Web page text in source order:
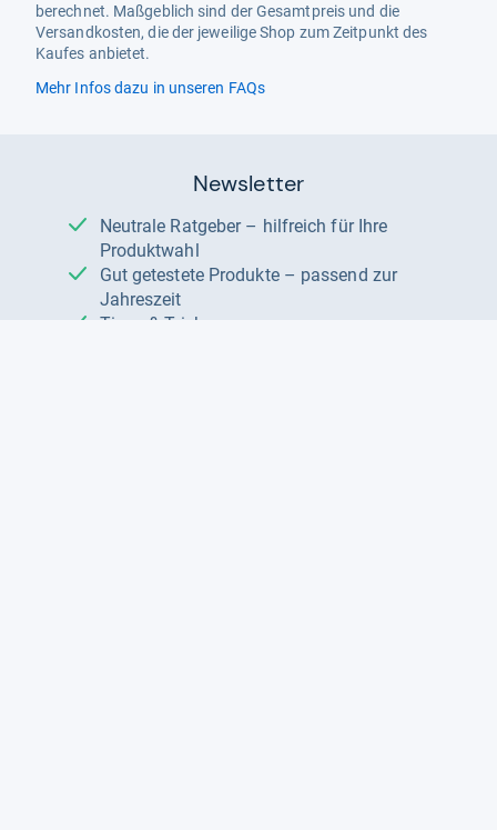
berechnet. Maßgeblich sind der Gesamtpreis und die
Versandkosten, die der jeweilige Shop zum Zeitpunkt des
Kaufes anbietet.
Mehr Infos dazu in unseren FAQs
Newsletter
Neutrale Ratgeber – hilfreich für Ihre
Produktwahl
Gut getestete Produkte – passend zur
Jahreszeit
Tipps & Tricks